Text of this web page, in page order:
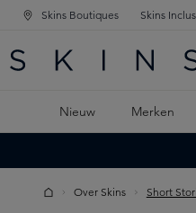
NAVIGATIE
DE HOOFDINHOUD
Skins Boutiques Skins
Nieuw Merken
Over Skins Short